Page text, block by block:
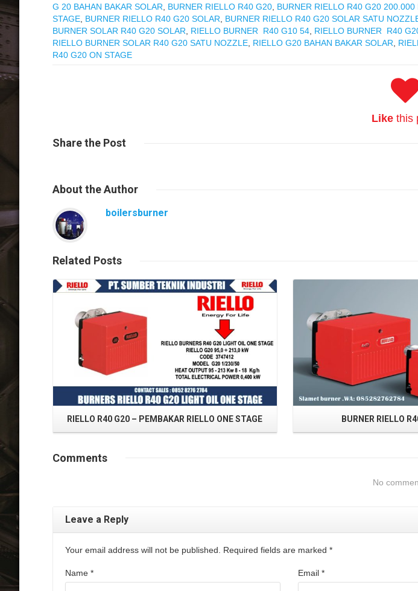
G 20 BAHAN BAKAR SOLAR
BURNER RIELLO R40 G20 BURNER RIELLO R40 G20 200.000
STAGE BURNER RIELLO R40 G20 SOLAR BURNER RIELLO R40 G20 SOLAR SATU
BURNER SOLAR R40 G20 SOLAR
RIELLO BURNER R40 G10 54 RIELLO BURNER R40
RIELLO BURNER SOLAR R40 G20 SATU NOZZLE RIELLO G20 BAHAN BAKAR SOLAR
R40 G20 ON STAGE
Likethis
Sharethe Post
About the Author
boilersburner
Related Posts
RIELLO R40 G20 – PEMBAKAR RIELLO ONE STAGE BURNER RIELLO
Comments
No
Leave a Reply
Your email address will not be published. Required fields are marked *
Name * Email *